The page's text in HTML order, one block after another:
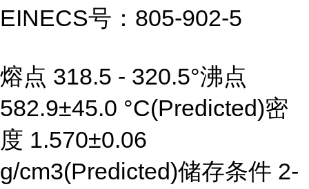
EINECS号：805-902-5
熔点 318.5 - 320.5°沸点
582.9±45.0 °C(Predicted)密
度 1.570±0.06
g/cm3(Predicted)储存条件 2-